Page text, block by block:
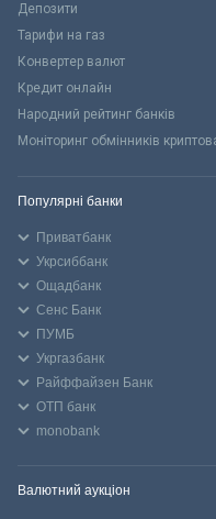
Депозити
Тарифи на газ
Конвертер валют
Кредит онлайн
Народний рейтинг банків
Моніторинг обмінників
Популярні банки
Приватбанк
Укрсиббанк
Ощадбанк
Сенс Банк
ПУМБ
Укргазбанк
Райффайзен Банк
ОТП банк
monobank
Валютний аукціон